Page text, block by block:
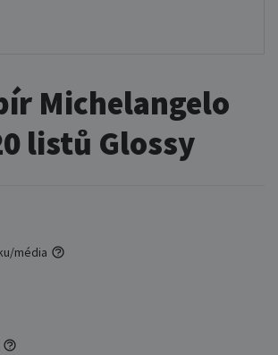
Michelangelo
listů Glossy
média